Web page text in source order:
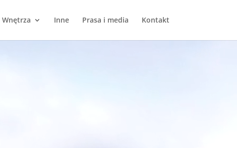
Wnętrza Inne Prasa i media Kontakt